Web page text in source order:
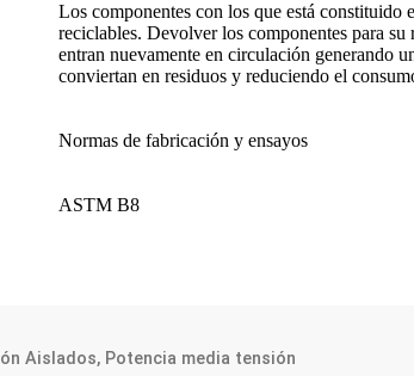
Los componentes con los que está constituido
reciclables. Devolver los componentes para
entran nuevamente en circulación generando
conviertan en residuos y reduciendo el
Normas de fabricación y ensayos
ASTM B8
Aislados, Potencia media tensión